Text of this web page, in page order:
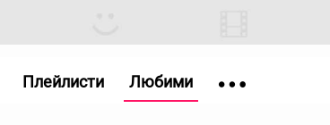
Плейлисти Любими